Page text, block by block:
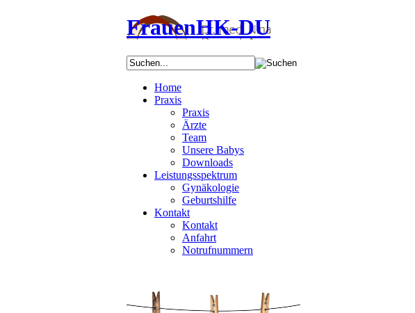
FrauenHK-DU
Home
Praxis
Praxis
Ärzte
Team
Unsere Babys
Downloads
Leistungsspektrum
Gynäkologie
Geburtshilfe
Kontakt
Kontakt
Anfahrt
Notrufnummern